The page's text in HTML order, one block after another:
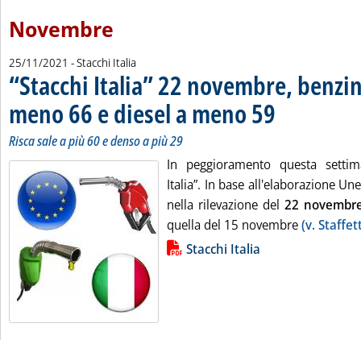
Novembre
25/11/2021 - Stacchi Italia
“Stacchi Italia” 22 novembre,
meno 66 e diesel a meno 59
Risca sale a più 60 e denso a più 29
In peggioramento questa
Italia”. In base all'elaborazione
nella rilevazione del 22
quella del 15 novembre(v.
Lista allegati PDF alla notizia
Stacchi Italia